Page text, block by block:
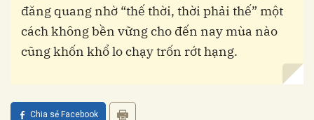
đăng quang nhờ “thế thời, thời phải thế” một
cách không bền vững cho đến nay mùa nào
cũng khốn khổ lo chạy trốn rớt hạng.
Chia sẻ Facebook